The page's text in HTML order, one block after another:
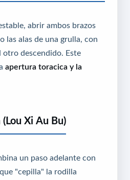
abrir ambos brazos
las alas de una grulla, con
otro descendido. Este
apertura toracica y la
Xi Au Bu)
un paso adelante con
"cepilla" la rodilla